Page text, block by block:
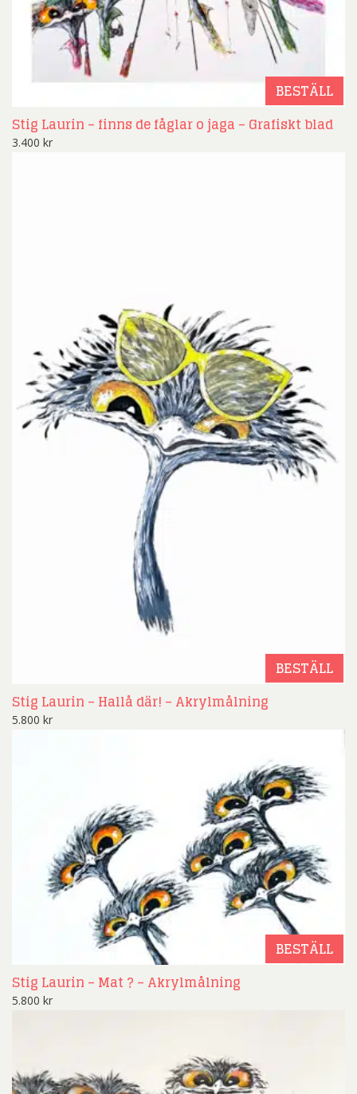
BESTÄLL
Stig Laurin – finns de fåglar o jaga – Grafiskt blad
3.400 kr
BESTÄLL
Stig Laurin – Hallå där! – Akrylmålning
5.800 kr
BESTÄLL
Stig Laurin – Mat ? – Akrylmålning
5.800 kr